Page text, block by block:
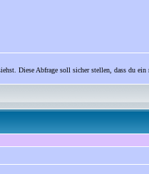
Diese Abfrage soll sicher stellen, dass du ein